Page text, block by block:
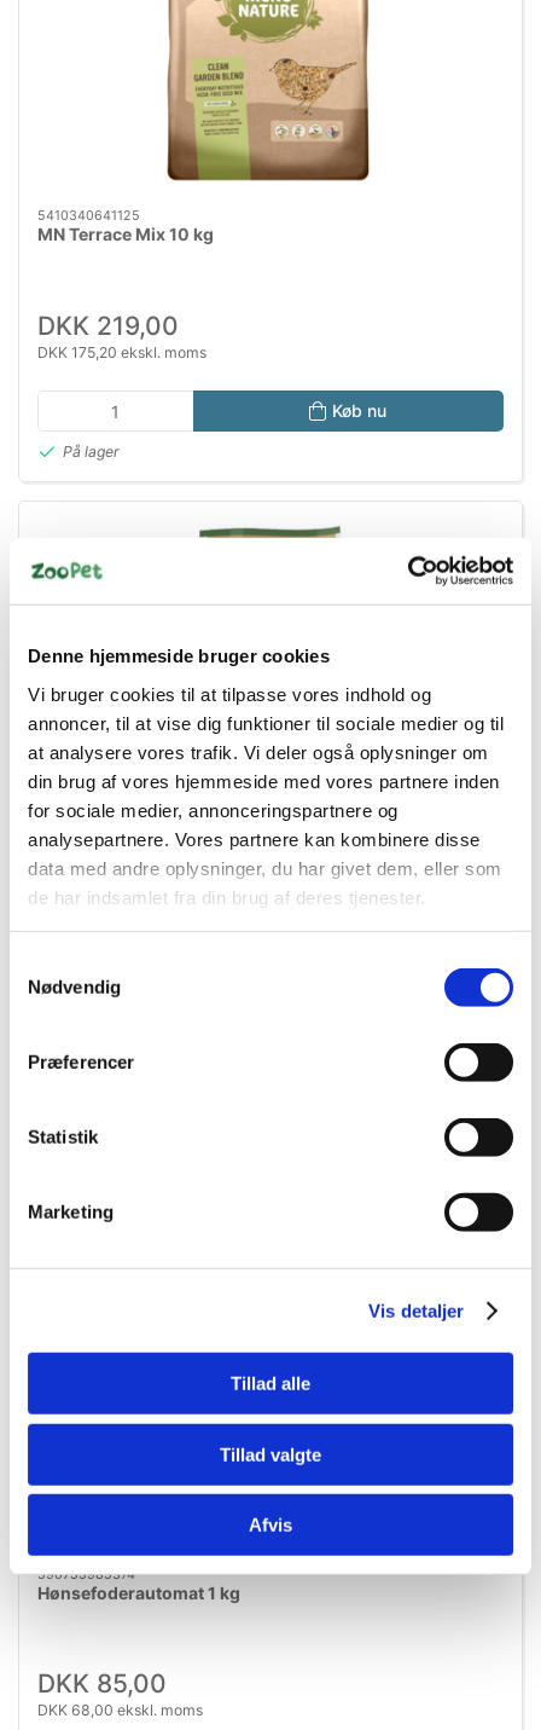
Denne hjemmeside bruger cookies
Vi bruger cookies til at tilpasse vores indhold og
annoncer, til at vise dig funktioner til sociale medier og til
at analysere vores trafik. Vi deler også oplysninger om
din brug af vores hjemmeside med vores partnere inden
for sociale medier, annonceringspartnere og
analysepartnere. Vores partnere kan kombinere disse
data med andre oplysninger, du har givet dem, eller som
de har indsamlet fra din brug af deres tjenester.
Nødvendig
Præferencer
Statistik
Marketing
Vis detaljer
Tillad alle
Tillad valgte
Afvis
5410340641125
MN Terrace Mix 10 kg
DKK 219,00
DKK 175,20 ekskl. moms
Køb nu
På lager
5410340512197
DKK 49,00
På lager
590755985374
Hønsefoderautomat 1 kg
DKK 85,00
DKK 68,00 ekskl. moms